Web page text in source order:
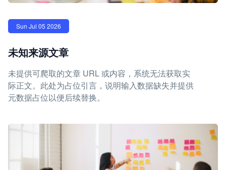
Sun Jul 05 2026
未知来源文章
未提供可爬取的文章 URL 或内容，系统无法获取实
际正文。此处为占位引言，说明输入数据缺失并提供
元数据占位以便后续替换。